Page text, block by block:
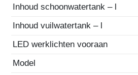
Inhoud schoonwatertank – l
Inhoud vuilwatertank – l
LED werklichten vooraan
Model